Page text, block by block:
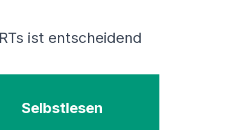
ist entscheidend
Selbstlesen